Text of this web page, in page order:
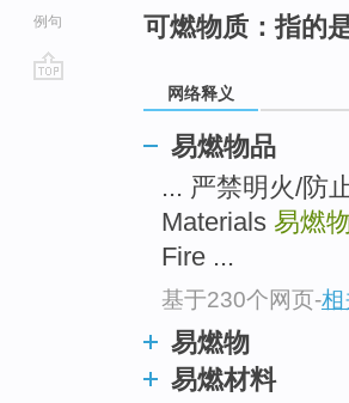
例句
可燃物质：指的
网络释义
易燃物品
... 严禁明火/防
Materials 易燃
Fire ...
基于230个网页-相
易燃物
易燃材料